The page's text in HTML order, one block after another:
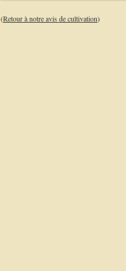
(Retour à notre avis de cultivation)